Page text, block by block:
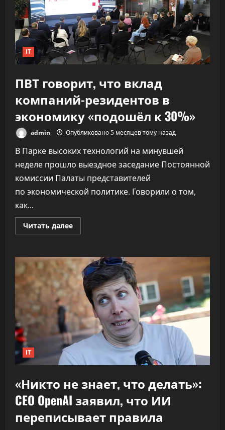
обрушив
качество
IT
ПВТ говорит, что вклад
компаний-резидентов в
экономику «подошёл к 30%»
admin Опубликовано 5 месяцев тому назад
В Парке высоких технологий на минувшей
неделе прошло выездное заседание Постоянной
комиссии Палаты представителей
по экономической политике. Говорили о том,
как...
Читать далееПрочитать
больше
что
вклад
компаний-
резидентов
в
экономику
«подошёл
30%»
IT
«Никто не знает, что делать»:
CEO OpenAI заявил, что ИИ
переписывает правила